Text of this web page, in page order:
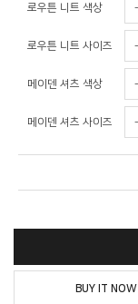
로우튼 니트 색상
로우튼 니트 사이즈
메이덴 셔츠 색상
메이덴 셔츠 사이즈
BUY IT NOW